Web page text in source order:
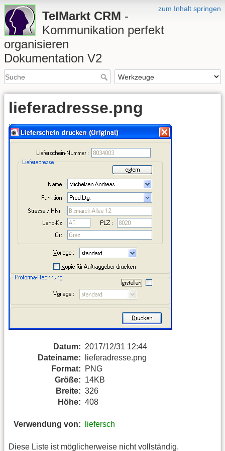
zum Inhalt springen
TelMarkt CRM -
Kommunikation perfekt
organisieren
Dokumentation V2
lieferadresse.png
Datum: 2017/12/31 12:44
Dateiname:
lieferadresse.png
Format:
PNG
Größe: 14KB
Breite: 326
Höhe: 408
Verwendung von: liefersch
Diese Liste ist möglicherweise nicht vollständig.